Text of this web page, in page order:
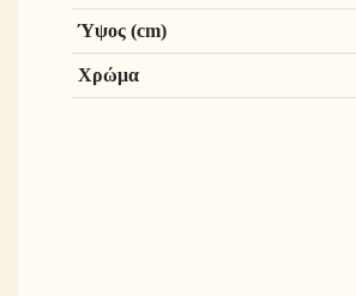
Ύψος (cm)
Χρώμα